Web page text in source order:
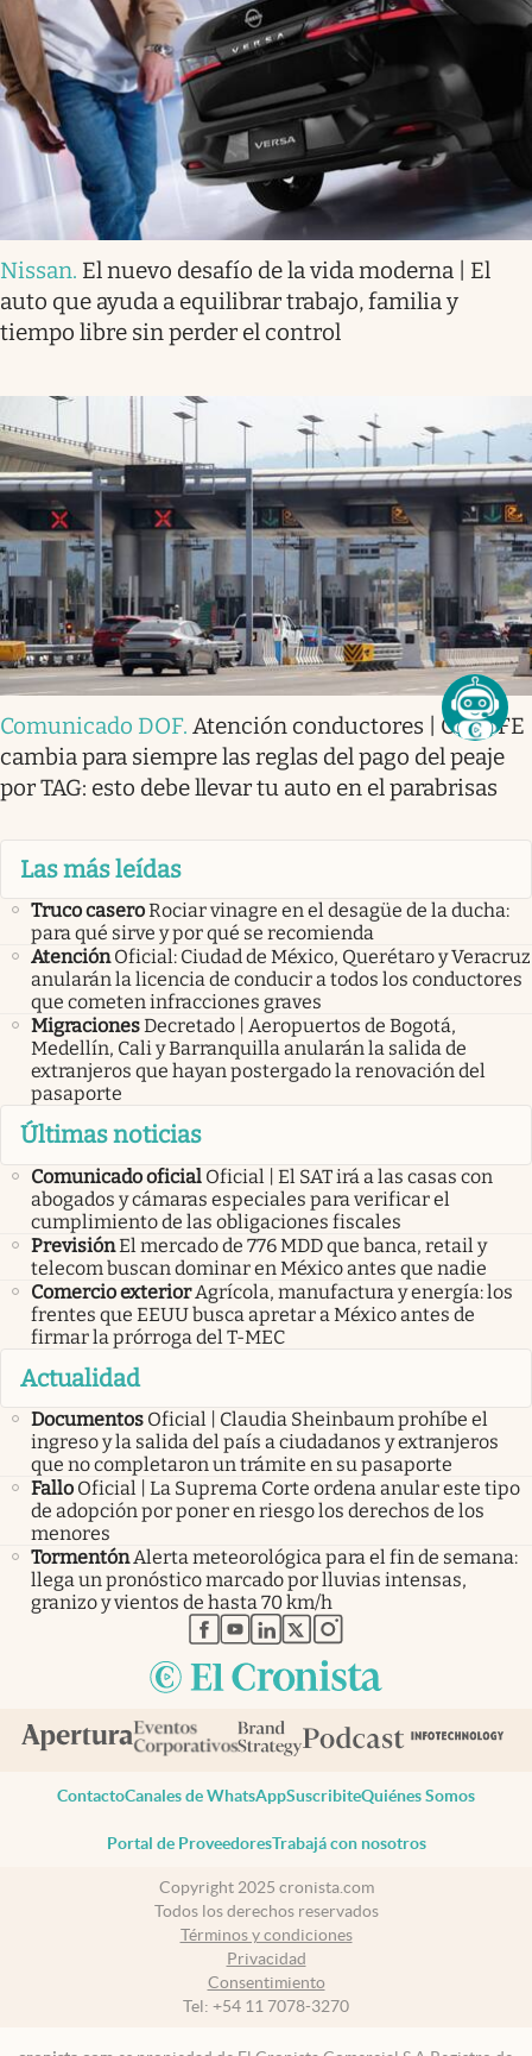
Nissan. El nuevo desafío de la vida moderna | El
auto que ayuda a equilibrar trabajo, familia y
tiempo libre sin perder el control
Comunicado DOF. Atención conductores | CAPUFE
cambia para siempre las reglas del pago del peaje
por TAG: esto debe llevar tu auto en el parabrisas
Las más leídas
Truco caseroRociar vinagre en el desagüe de la ducha:
para qué sirve y por qué se recomienda
Atención Oficial: Ciudad de México, Querétaro y Veracruz
anularán la licencia de conducir a todos los conductores
que cometen infracciones graves
MigracionesDecretado | Aeropuertos de Bogotá,
Medellín, Cali y Barranquilla anularán la salida de
extranjeros que hayan postergado la renovación del
pasaporte
Últimas noticias
Comunicado oficial Oficial | El SAT irá a las casas con
abogados y cámaras especiales para verificar el
cumplimiento de las obligaciones fiscales
PrevisiónEl mercado de 776 MDD que banca, retail y
telecom buscan dominar en México antes que nadie
Comercio exterior Agrícola, manufactura y energía: los
frentes que EEUU busca apretar a México antes de
firmar la prórroga del T-MEC
Actualidad
Documentos Oficial | Claudia Sheinbaum prohíbe el
ingreso y la salida del país a ciudadanos y extranjeros
que no completaron un trámite en su pasaporte
Fallo Oficial | La Suprema Corte ordena anular este tipo
de adopción por poner en riesgo los derechos de los
menores
TormentónAlerta meteorológica para el fin de semana:
llega un pronóstico marcado por lluvias intensas,
granizo y vientos de hasta 70 km/h
abre en nueva pestaña
abre en nueva pestaña
abre en nueva pestaña
abre en nueva pestaña
abre en nueva pestaña
ContactoCanales de WhatsAppSuscribiteQuiénes Somos
Portal de ProveedoresTrabajá con nosotros
Copyright 2025 cronista.com
Todos los derechos reservados
Términos y condiciones
Privacidad
Consentimiento
Tel: +54 11 7078-3270